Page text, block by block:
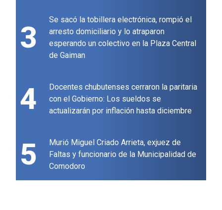
3
Se sacó la tobillera electrónica, rompió el
arresto domiciliario y lo atraparon
esperando un colectivo en la Plaza Central
de Gaiman
4
Docentes chubutenses cerraron la paritaria
con el Gobierno: Los sueldos se
actualizarán por inflación hasta diciembre
5
Murió Miguel Criado Arrieta, exjuez de
Faltas y funcionario de la Municipalidad de
Comodoro